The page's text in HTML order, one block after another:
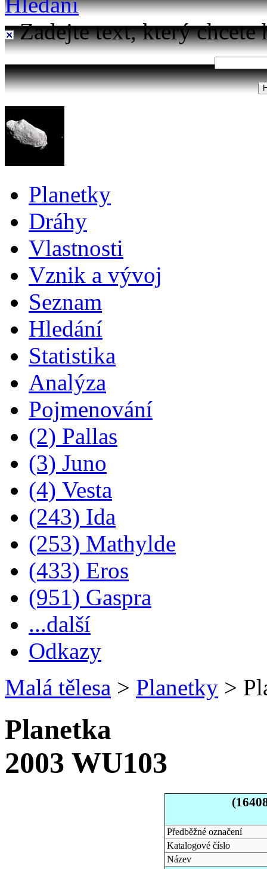
Zadejte text, který chcete
Planetky
Dráhy
Vlastnosti
Vznik a vývoj
Seznam
Hledání
Statistika
Analýza
Pojmenování
(2) Pallas
(3) Juno
(4) Vesta
(243) Ida
(253) Mathylde
(433) Eros
(951) Gaspra
...další
Odkazy
Malá tělesa > Planetky >
Planetka
2003 WU103
Předběžné označení
Katalogové číslo
Název